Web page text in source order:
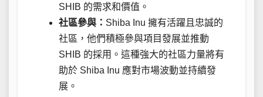
SHIB 的需求和價值。
社區參與： Shiba Inu 擁有活躍且忠誠的
社區，他們積極參與項目發展並推動
SHIB 的採用。這種強大的社區力量將有
助於 Shiba Inu 應對市場波動並持續發
展。